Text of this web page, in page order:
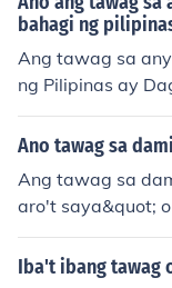
an. Kadalasang
na laban laban
bahagi ng
Ang tawag sa
ng Pilipinas ay
pine Sea. Ito ay
apaligid sa mga
alakalan, at mga
Ano tawag sa
Ang tawag sa
aro't saya&quot;
y tradisyonal na
inagamit sa mga
Iba't ibang tawag